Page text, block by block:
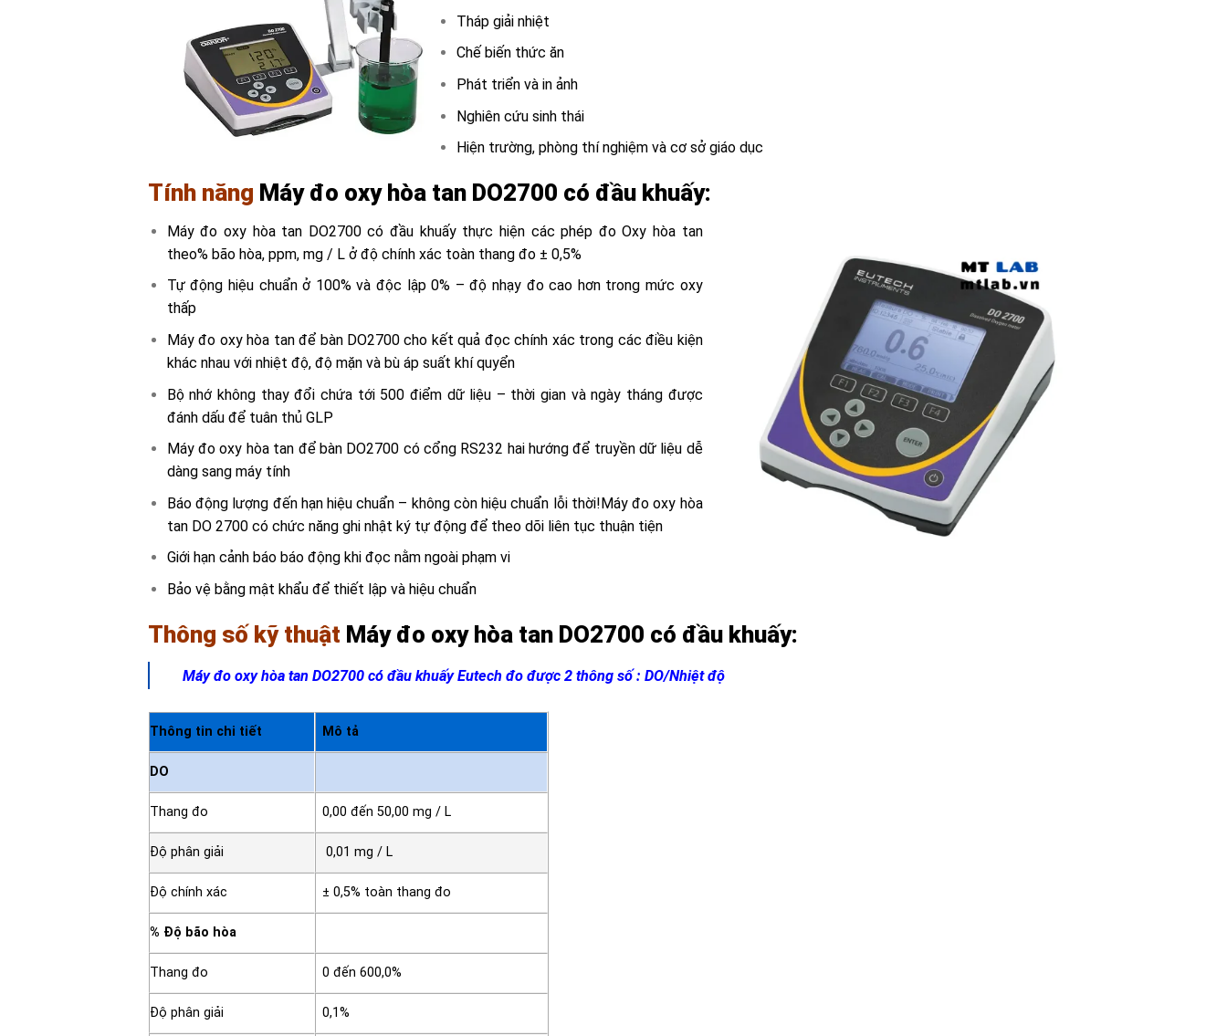
Tháp giải nhiệt
Chế biến thức ăn
Phát triển và in ảnh
Nghiên cứu sinh thái
Hiện trường, phòng thí nghiệm và cơ sở giáo dục
Tính năng Máy đo oxy hòa tan DO2700 có đầu khuấy:
Máy đo oxy hòa tan DO2700 có đầu khuấy thực hiện các phép đo Oxy hòa tan
theo% bão hòa, ppm, mg / L ở độ chính xác toàn thang đo ± 0,5%
Tự động hiệu chuẩn ở 100% và độc lập 0% – độ nhạy đo cao hơn trong mức oxy
thấp
Máy đo oxy hòa tan để bàn DO2700 cho kết quả đọc chính xác trong các điều kiện
khác nhau với nhiệt độ, độ mặn và bù áp suất khí quyển
Bộ nhớ không thay đổi chứa tới 500 điểm dữ liệu – thời gian và ngày tháng được
đánh dấu để tuân thủ GLP
Máy đo oxy hòa tan để bàn DO2700 có cổng RS232 hai hướng để truyền dữ liệu dễ
dàng sang máy tính
Báo động lượng đến hạn hiệu chuẩn – không còn hiệu chuẩn lỗi thời!Máy đo oxy hòa
tan DO 2700 có chức năng ghi nhật ký tự động để theo dõi liên tục thuận tiện
Giới hạn cảnh báo báo động khi đọc nằm ngoài phạm vi
Bảo vệ bằng mật khẩu để thiết lập và hiệu chuẩn
Thông số kỹ thuật Máy đo oxy hòa tan DO2700 có đầu khuấy:
Máy đo oxy hòa tan DO2700 có đầu khuấy Eutech đo được 2 thông số : DO/Nhiệt độ
Thông tin chi tiết Mô tả
DO
Thang đo 0,00 đến 50,00 mg / L
Độ phân giải 0,01 mg / L
Độ chính xác ± 0,5% toàn thang đo
% Độ bão hòa
Thang đo 0 đến 600,0%
Độ phân giải 0,1%